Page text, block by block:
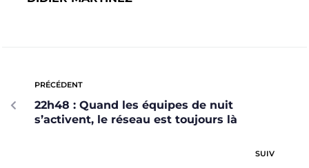
PRÉCÉDENT
22h48 : Quand les équipes de nuit
s’activent, le réseau est toujours là
SUIV